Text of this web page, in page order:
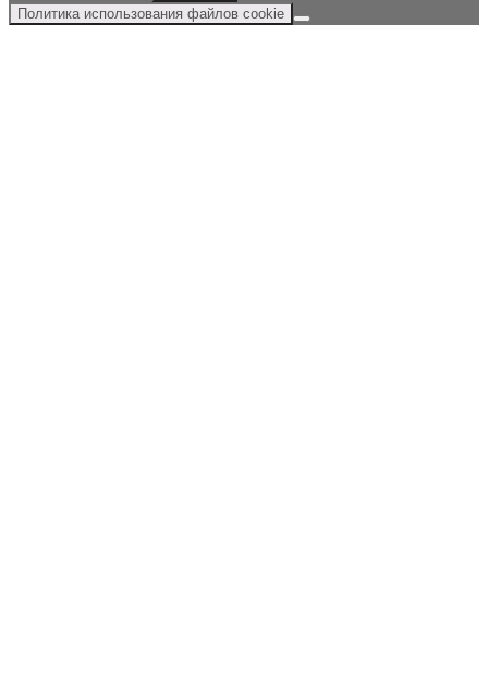
Политика использования файлов cookie